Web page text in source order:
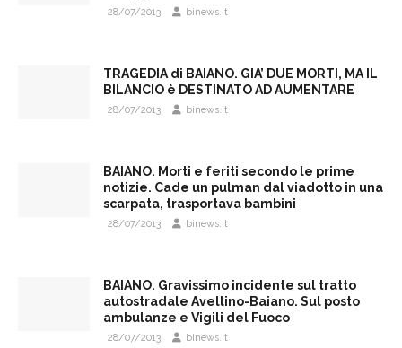
28/07/2013 binews.it
TRAGEDIA di BAIANO. GIA’ DUE MORTI, MA IL
BILANCIO è DESTINATO AD AUMENTARE
28/07/2013 binews.it
BAIANO. Morti e feriti secondo le prime
notizie. Cade un pulman dal viadotto in una
scarpata, trasportava bambini
28/07/2013 binews.it
BAIANO. Gravissimo incidente sul tratto
autostradale Avellino-Baiano. Sul posto
ambulanze e Vigili del Fuoco
28/07/2013 binews.it